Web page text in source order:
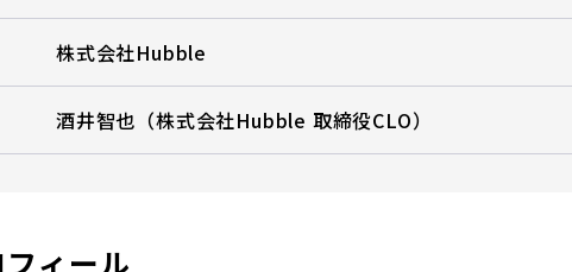
株式会社Hubble
酒井智也（株式会社Hubble 取締役CLO）
ィール